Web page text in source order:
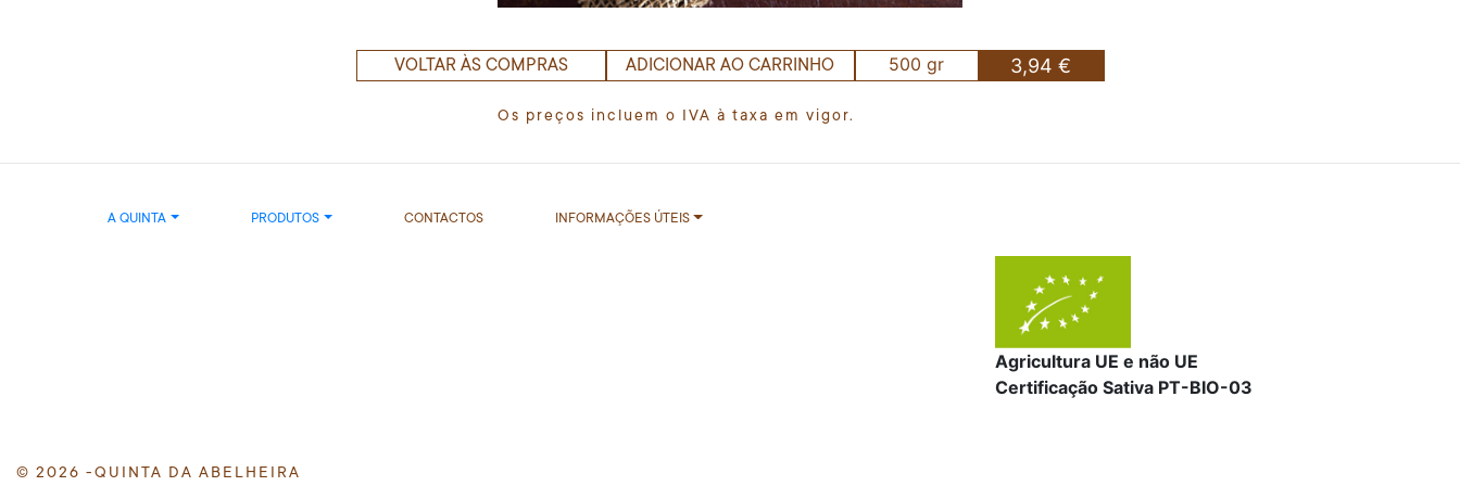
VOLTAR ÀS COMPRAS ADICIONAR AO CARRINHO 500 gr 3,94 €
Os preços incluem o IVA à taxa em vigor.
A QUINTA PRODUTOS CONTACTOS INFORMAÇÕES ÚTEIS
Agricultura UE e não UE
Certificação Sativa PT-BIO-03
© 2026 -QUINTA DA ABELHEIRA